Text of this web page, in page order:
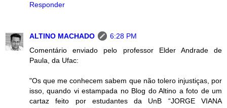
Responder
ALTINO MACHADO
6:28 PM
Comentário enviado pelo professor Elder Andrade de
Paula, da Ufac:
"Os que me conhecem sabem que não tolero injustiças, por
isso, quando vi estampada no Blog do Altino a foto de um
cartaz feito por estudantes da UnB “JORGE VIANA